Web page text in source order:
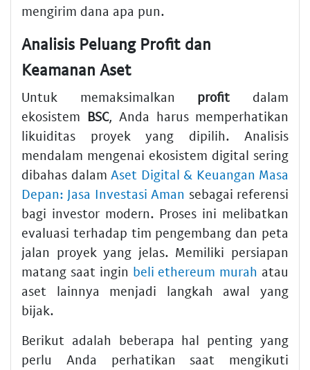
mengirim dana apa pun.
Analisis Peluang Profit dan
Keamanan Aset
Untuk memaksimalkan profit dalam
ekosistem BSC, Anda harus memperhatikan
likuiditas proyek yang dipilih. Analisis
mendalam mengenai ekosistem digital sering
dibahas dalam Aset Digital & Keuangan Masa
Depan: Jasa Investasi Aman sebagai referensi
bagi investor modern. Proses ini melibatkan
evaluasi terhadap tim pengembang dan peta
jalan proyek yang jelas. Memiliki persiapan
matang saat ingin beli ethereum murah atau
aset lainnya menjadi langkah awal yang
bijak.
Berikut adalah beberapa hal penting yang
perlu Anda perhatikan saat mengikuti